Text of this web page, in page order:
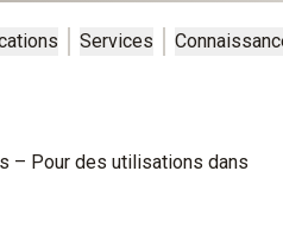
Services
– Pour des utilisations dans